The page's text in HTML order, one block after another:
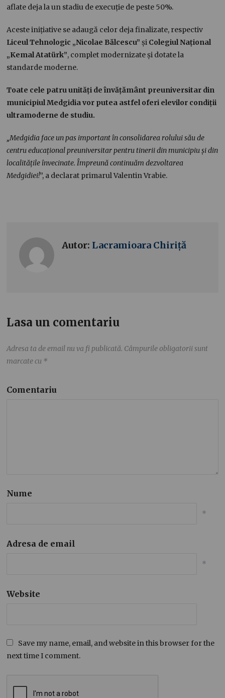
aflate deja la un stadiu de execuție de peste 50%.
Aceste inițiative se adaugă celor deja finalizate, respectiv
Liceul Tehnologic „Nicolae Bălcescu” și Colegiul Național
„Kemal Atatürk”, complet modernizate și dotate la
standarde moderne.
Toate cele patru unități de învățământ preuniversitar din
municipiul Medgidia vor putea astfel oferi elevilor condiții
ultramoderne de studiu.
„Medgidia face un pas important în consolidarea rolului său de
centru educațional preuniversitar pentru tinerii din municipiu și din
localitățile învecinate. Împreună continuăm dezvoltarea
Medgidiei!”, a declarat primarul Valentin Vrabie.
Autor: Lacramioara Chiriță
Lasa un comentariu
Adresa ta de email nu va fi publicată. Câmpurile obligatorii sunt
marcate cu *
Comentariu
Nume
*
Adresa de email
*
Website
Save my name, email, and website in this browser for the
next time I comment.